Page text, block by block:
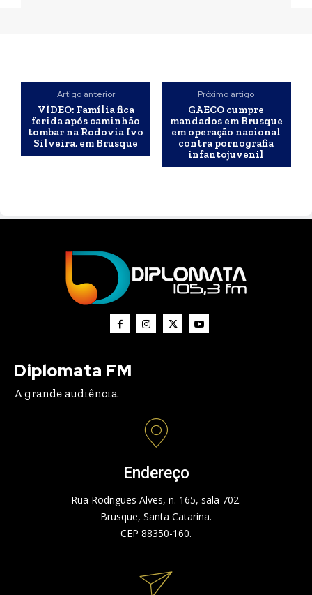
Artigo anterior
VÌDEO: Família fica
ferida após caminhão
tombar na Rodovia Ivo
Silveira, em Brusque
Próximo artigo
GAECO cumpre
mandados em Brusque
em operação nacional
contra pornografia
infantojuvenil
Diplomata FM
A grande audiência.
Endereço
Rua Rodrigues Alves, n. 165, sala 702.
Brusque, Santa Catarina.
CEP 88350-160.